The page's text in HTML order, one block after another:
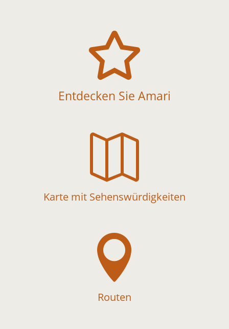

Entdecken Sie Amari

Karte mit Sehenswürdigkeiten

Routen